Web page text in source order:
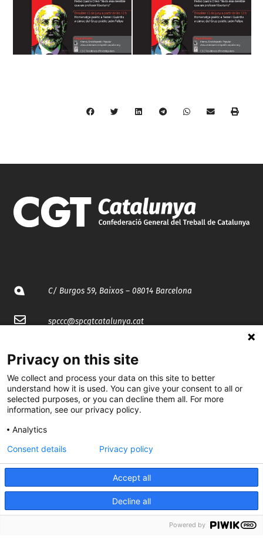
C/ Burgos 59, Baixos – 08014 Barcelona
spccc@spcgtcatalunya.cat
@CGTCatalunya
cgtcatalunya
CGTCatalunya
cgtcatalunya
Desenvolupat per
Privacy on this site
We collect and process your data on this site to better
understand how it is used. You can give your consent to all or
selected purposes, or you can decline them all. For more
information, see our privacy policy.
Analytics
Accept all
Decline all
Consent details Privacy policy
Powered by